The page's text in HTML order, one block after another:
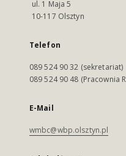
ul. 1 Maja 5
10-117 Olsztyn
Telefon
089 524 90 32 (sekretariat)
089 524 90 48 (Pracownia
E-Mail
wmbc@wbp.olsztyn.pl